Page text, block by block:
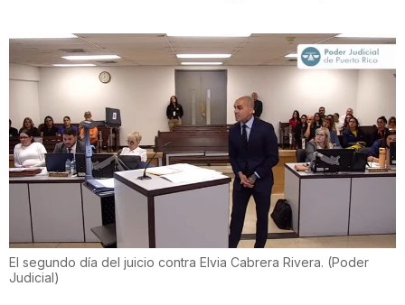
El segundo día del juicio contra Elvia Cabrera Rivera. (Poder
Judicial)